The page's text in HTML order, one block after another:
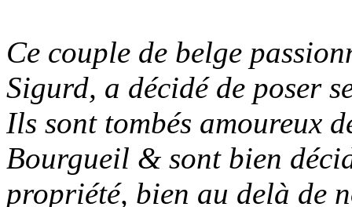
Ce couple de belge
Sigurd, a décidé de poser
Ils sont tombés amoureux
Bourgueil & sont bien
propriété, bien au delà de